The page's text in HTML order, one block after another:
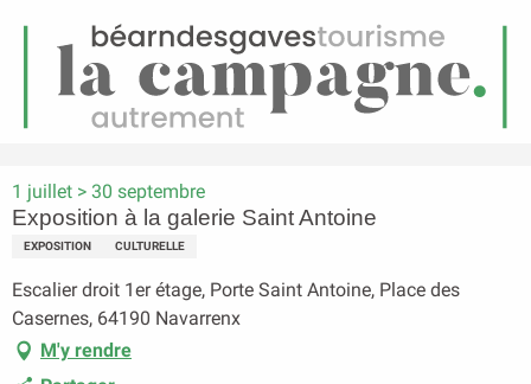
Menu
Exposition à la galerie Saint Antoine
1 juillet > 30 septembre
Exposition à la galerie Saint Antoine
EXPOSITION CULTURELLE
Escalier droit 1er étage, Porte Saint Antoine, Place des
Casernes, 64190 Navarrenx
M'y rendre